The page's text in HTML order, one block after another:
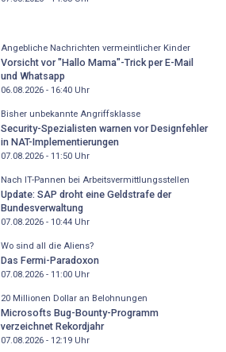
Angebliche Nachrichten vermeintlicher Kinder
Vorsicht vor "Hallo Mama"-Trick per E-Mail
und Whatsapp
06.08.2026 - 16:40Uhr
Bisher unbekannte Angriffsklasse
Security-Spezialisten warnen vor Designfehler
in NAT-Implementierungen
07.08.2026 - 11:50Uhr
Nach IT-Pannen bei Arbeitsvermittlungsstellen
Update: SAP droht eine Geldstrafe der
Bundesverwaltung
07.08.2026 - 10:44Uhr
Wo sind all die Aliens?
Das Fermi-Paradoxon
07.08.2026 - 11:00Uhr
20 Millionen Dollar an Belohnungen
Microsofts Bug-Bounty-Programm
verzeichnet Rekordjahr
07.08.2026 - 12:19Uhr